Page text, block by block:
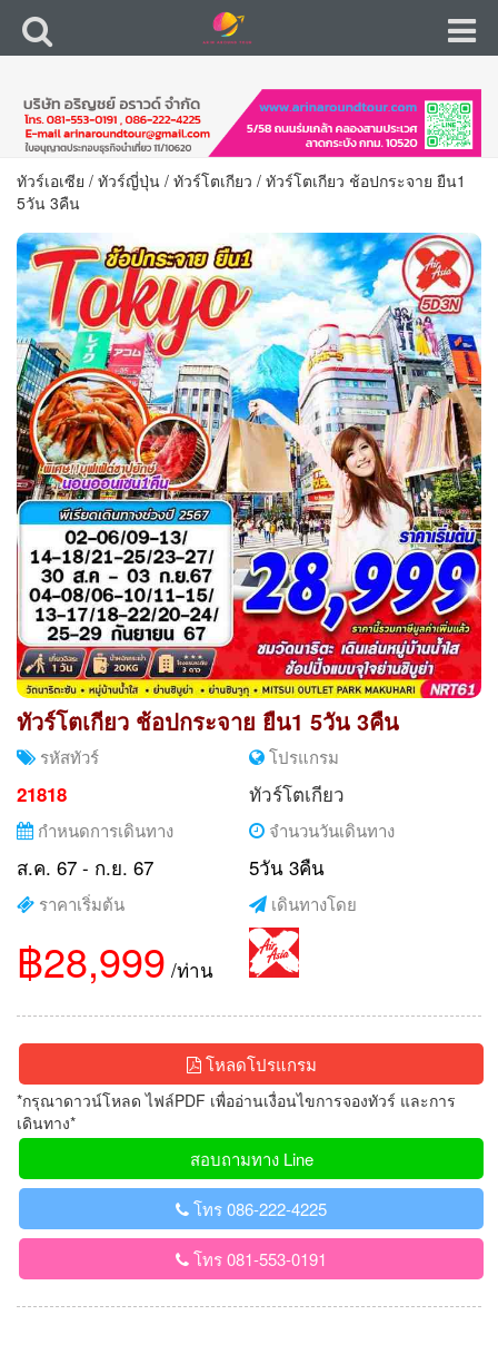
ทัวร์เอเซีย / ทัวร์ญี่ปุ่น / ทัวร์โตเกียว / ทัวร์โตเกียว ช้อปกระจาย ยืน1
5วัน 3คืน
ทัวร์โตเกียว ช้อปกระจาย ยืน1 5วัน 3คืน
รหัสทัวร์
21818
โปรแกรม
ทัวร์โตเกียว
กำหนดการเดินทาง
ส.ค. 67 - ก.ย. 67
จำนวนวันเดินทาง
5วัน 3คืน
ราคาเริ่มต้น
฿28,999 /ท่าน
เดินทางโดย
โหลดโปรแกรม
*กรุณาดาวน์โหลด ไฟล์PDF เพื่ออ่านเงื่อนไขการจองทัวร์ และการ
เดินทาง*
สอบถามทาง Line
โทร 086-222-4225
โทร 081-553-0191